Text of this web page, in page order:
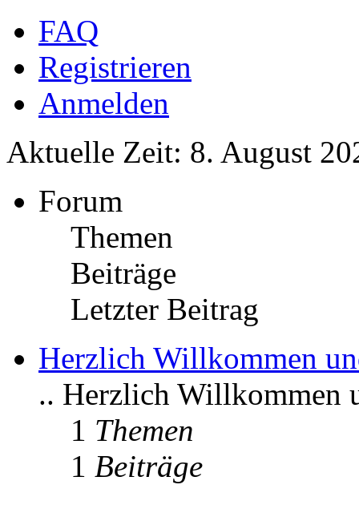
FAQ
Registrieren
Anmelden
Aktuelle Zeit: 8. August
Forum
Themen
Beiträge
Letzter Beitrag
Herzlich Willkommen
.. Herzlich Willkommen
1 Themen
1 Beiträge